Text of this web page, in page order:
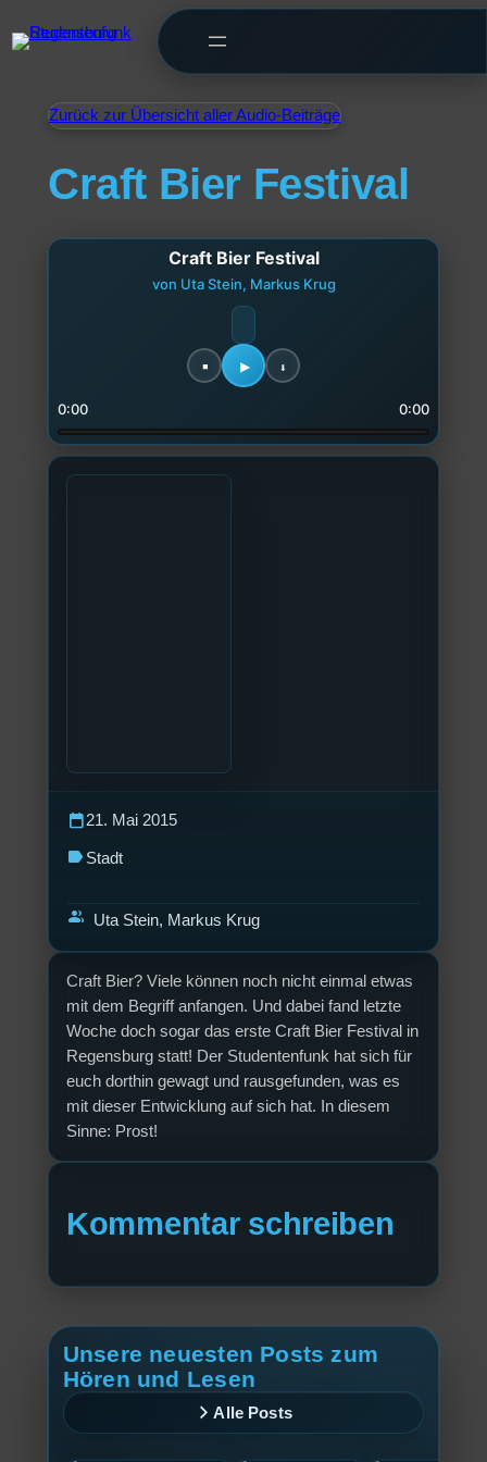
Zurück zur Übersicht aller Audio-Beiträge
Craft Bier Festival
Craft Bier Festival
von Uta Stein, Markus Krug
0:00 0:00
Craft Bier? Viele können noch nicht einmal etwas
mit dem Begriff anfangen. Und dabei fand letzte
Woche doch sogar das erste Craft Bier Festival in
Regensburg statt! Der Studentenfunk hat sich für
euch dorthin gewagt und rausgefunden, was es
mit dieser Entwicklung auf sich hat. In diesem
Sinne: Prost!
Kommentar schreiben
calendar_today21. Mai 2015
label Stadt
group Uta Stein, Markus Krug
Unsere neuesten Posts zum
Hören und Lesen
Alle Posts